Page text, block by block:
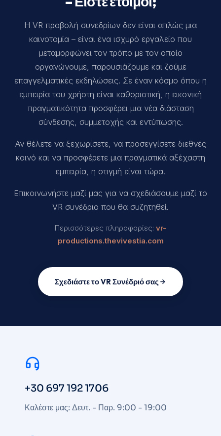
Η VR προβολή συνεδρίων δεν είναι απλώς μια
καινοτομία – είναι ένα ισχυρό εργαλείο που
μεταμορφώνει τον τρόπο με τον οποίο
οργανώνουμε, παρουσιάζουμε και ζούμε
επαγγελματικές εκδηλώσεις. Σε έναν κόσμο όπου η
εμπειρία του χρήστη είναι καθοριστική, η εικονική
πραγματικότητα προσφέρει μια νέα διάσταση
σύνδεσης, συμμετοχής και εντύπωσης.
Αν θέλετε να ξεχωρίσετε, να προσεγγίσετε διεθνές
κοινό και να προσφέρετε μια πραγματικά αξέχαστη
εμπειρία, η στιγμή είναι τώρα.
Επικοινωνήστε μαζί μας για να σχεδιάσουμε μαζί το
VR συνέδριο που θα συζητηθεί.
Περισσότερες πληροφορίες: vr-
productions.thevivestia.com
Σχεδιάστε το VR Συνέδριό σας
+30 697 192 1706
Καλέστε μας: Δευτ. - Παρ. 9:00 - 19:00